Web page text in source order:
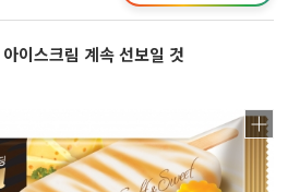
이스크림 계속 선보일 것